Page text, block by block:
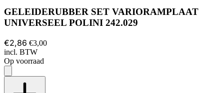
GELEIDERUBBER SET VARIORAMPLAAT
UNIVERSEEL POLINI 242.029
€2,86 €3,00
incl. BTW
Op voorraad